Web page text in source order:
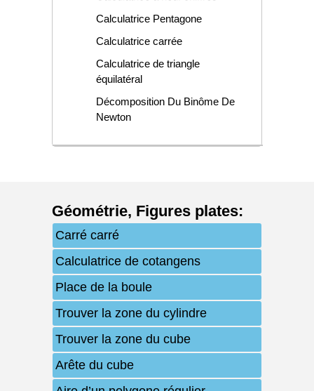
Calculatrice Pentagone
Calculatrice carrée
Calculatrice de triangle
équilatéral
Décomposition Du Binôme De
Newton
Géométrie, Figures plates:
Carré carré
Calculatrice de cotangens
Place de la boule
Trouver la zone du cylindre
Trouver la zone du cube
Arête du cube